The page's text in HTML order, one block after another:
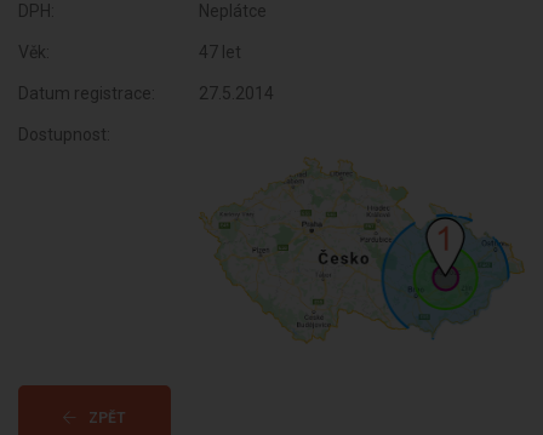
DPH: Neplátce
Věk: 47 let
Datum registrace: 27.5.2014
Dostupnost:
ZPĚT